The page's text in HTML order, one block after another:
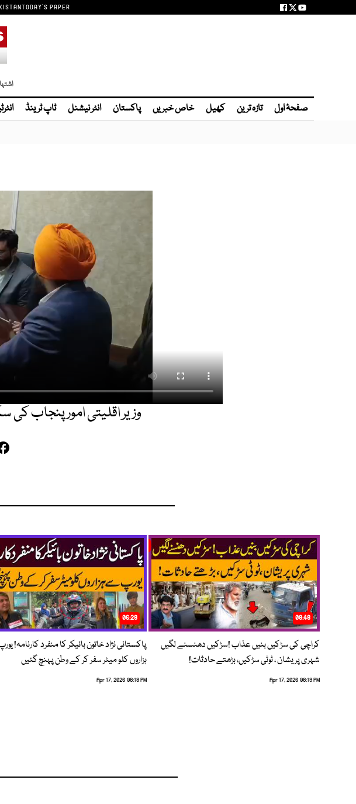
TODAY'S PAPER
صفحۂ اول تازہ ترین کھیل خاص خبریں پاکستان انٹر نیشنل ٹاپ ٹرینڈ
وزیر اقلیتی امور پنجاب
08:48
کراچی کی سڑکیں بنیں عذاب !سڑکیں دھنسنے لگیں
شہری پریشان ، ٹوٹی سڑکیں، بڑھتے حادثات!
Apr 17, 2026 08:19 PM
06:28
پاکستانی نژاد خاتون بائیکر کا منفرد کارنامہ!
ہزاروں کلو میٹر سفر کر کے وطن پہنچ گئیں
Apr 17, 2026 08:18 PM